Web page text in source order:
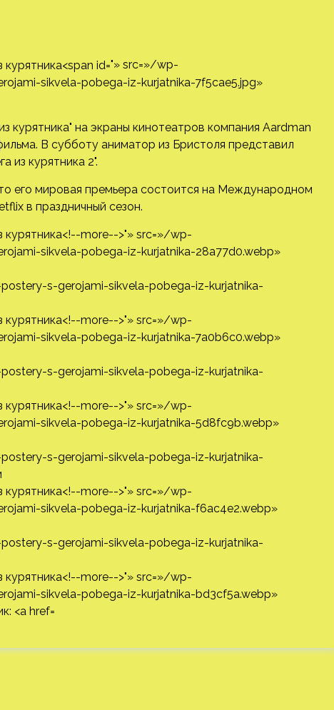
"» src=»/wp-
sikvela-pobega-iz-kurjatnika-7f5cae5.jpg»
курятника" на экраны кинотеатров компания Aardman
В субботу аниматор из Бристоля представил
из курятника 2".
его мировая премьера состоится на Международном
в праздничный сезон.
s-gerojami-sikvela-pobega-iz-kurjatnika-
s-gerojami-sikvela-pobega-iz-kurjatnika-
s-gerojami-sikvela-pobega-iz-kurjatnika-
s-gerojami-sikvela-pobega-iz-kurjatnika-